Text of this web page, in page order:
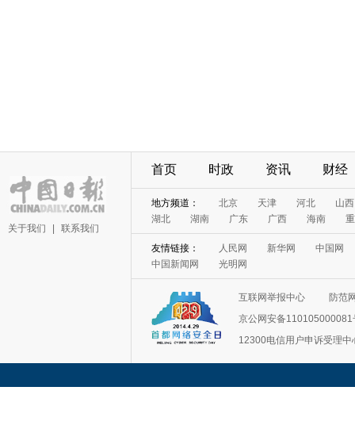
关于我们 联系我们
首页 时政 资讯 财经
地方频道： 北京 天津 河北
山西
湖北
湖南 广东 广西 海南
友情链接： 人民网 新华网
中国网
中国新闻网
光明网
互联网举报中心
防范
京公网安备110105000081
12300电信用户申诉受理中